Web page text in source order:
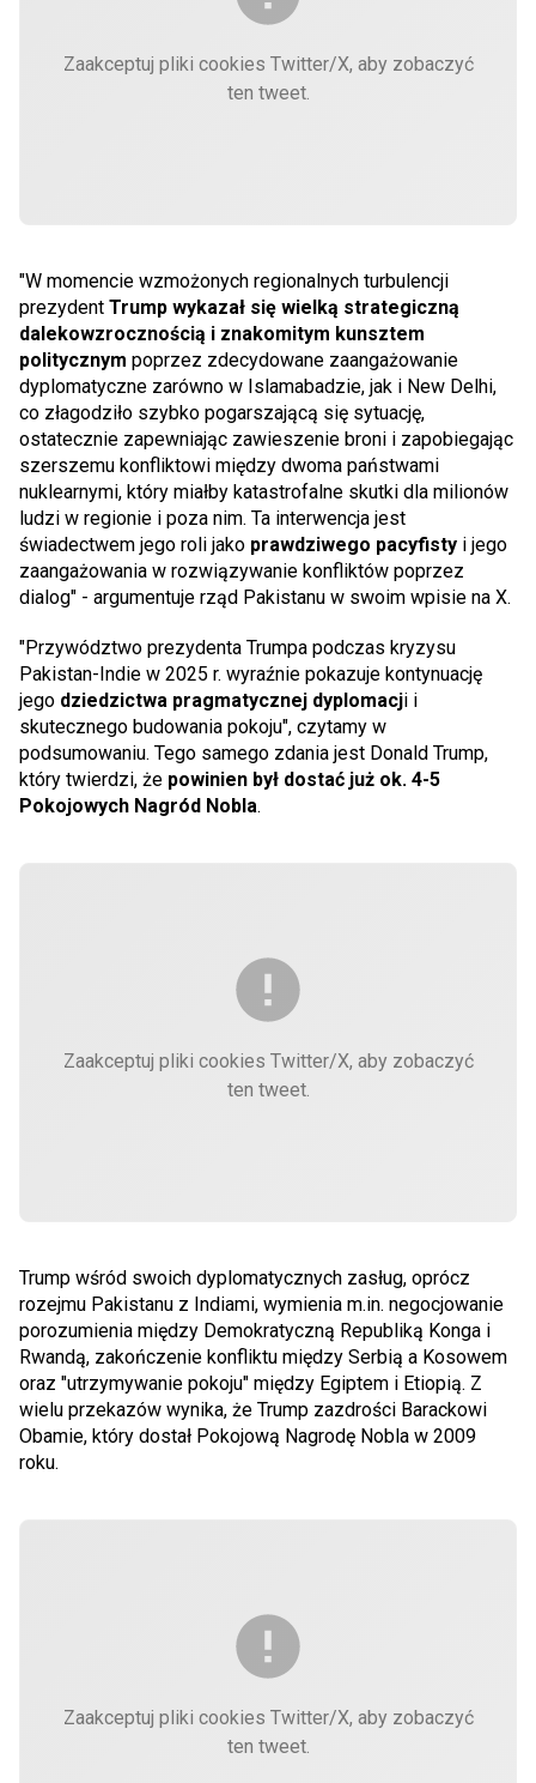
Zaakceptuj pliki cookies Twitter/X, aby zobaczyć
ten tweet.
"W momencie wzmożonych regionalnych turbulencji
prezydent Trump wykazał się wielką strategiczną
dalekowzrocznością i znakomitym kunsztem
politycznym poprzez zdecydowane zaangażowanie
dyplomatyczne zarówno w Islamabadzie, jak i New Delhi,
co złagodziło szybko pogarszającą się sytuację,
ostatecznie zapewniając zawieszenie broni i zapobiegając
szerszemu konfliktowi między dwoma państwami
nuklearnymi, który miałby katastrofalne skutki dla milionów
ludzi w regionie i poza nim. Ta interwencja jest
świadectwem jego roli jako prawdziwego pacyfisty i jego
zaangażowania w rozwiązywanie konfliktów poprzez
dialog" - argumentuje rząd Pakistanu w swoim wpisie na X.
"Przywództwo prezydenta Trumpa podczas kryzysu
Pakistan-Indie w 2025 r. wyraźnie pokazuje kontynuację
jego dziedzictwa pragmatycznej dyplomacji i
skutecznego budowania pokoju", czytamy w
podsumowaniu. Tego samego zdania jest Donald Trump,
który twierdzi, że powinien był dostać już ok. 4-5
Pokojowych Nagród Nobla.
Zaakceptuj pliki cookies Twitter/X, aby zobaczyć
ten tweet.
Trump wśród swoich dyplomatycznych zasług, oprócz
rozejmu Pakistanu z Indiami, wymienia m.in. negocjowanie
porozumienia między Demokratyczną Republiką Konga i
Rwandą, zakończenie konfliktu między Serbią a Kosowem
oraz "utrzymywanie pokoju" między Egiptem i Etiopią. Z
wielu przekazów wynika, że Trump zazdrości Barackowi
Obamie, który dostał Pokojową Nagrodę Nobla w 2009
roku.
Zaakceptuj pliki cookies Twitter/X, aby zobaczyć
ten tweet.